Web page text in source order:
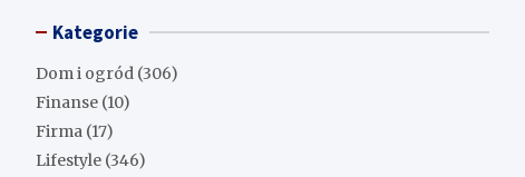
Kategorie
Dom i ogród (306)
Finanse (10)
Firma (17)
Lifestyle (346)